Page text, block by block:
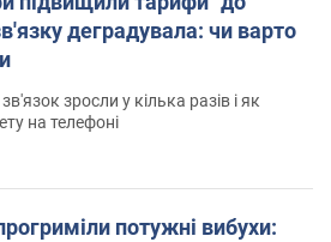
деградувала: чи варто
зросли у кілька разів і як
на телефоні
потужні вибухи: